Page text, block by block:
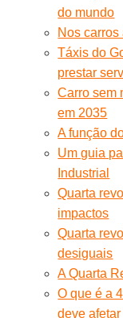
do mundo
Nos
Táxis do
prestar
Carro sem
em 2035
A função
Um guia
Industrial
Quarta
impactos
Quarta
desiguais
A Quarta
O que é a
deve